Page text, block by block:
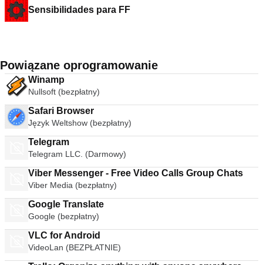
Sensibilidades para FF
Powiązane oprogramowanie
Winamp
Nullsoft (bezpłatny)
Safari Browser
Język Weltshow (bezpłatny)
Telegram
Telegram LLC. (Darmowy)
Viber Messenger - Free Video Calls Group Chats
Viber Media (bezpłatny)
Google Translate
Google (bezpłatny)
VLC for Android
VideoLan (BEZPŁATNIE)